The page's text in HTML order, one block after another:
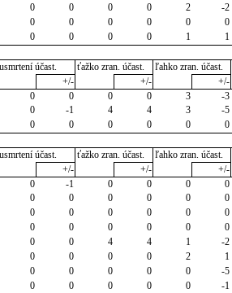
0 0 0 0 2 -2
0 0 0 0 0 0
0 0 0 0 1 1
usmrtení účast. ťažko zran. účast. ľahko zran. účast.
+/- +/- +/-
0 0 0 0 3 -3
0 -1 4 4 3 -5
0 0 0 0 0 0
usmrtení účast. ťažko zran. účast. ľahko zran. účast.
+/- +/- +/-
0 -1 0 0 0 0
0 0 0 0 0 0
0 0 0 0 0 0
0 0 0 0 0 0
0 0 4 4 1 -2
0 0 0 0 2 1
0 0 0 0 0 -5
0 0 0 0 0 -1